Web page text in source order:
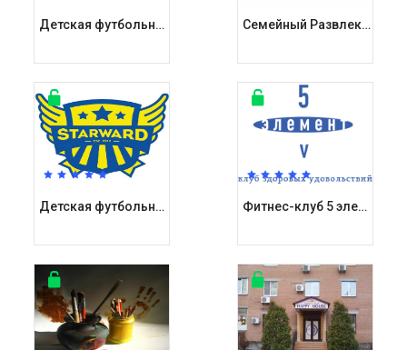
Детская футбольная академия Старвард / Starward Мегасити Семейный Развлекательный Комплекс Игроленд в ТРЦ Скай Молл
Детская футбольная школа Старвард / Starward Печерск Фитнес-клуб 5 элемент